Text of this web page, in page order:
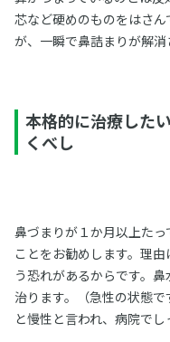
芯など硬めのものをはさ
が、一瞬で鼻詰まりが解消
本格的に治療した
くべし
鼻づまりが１か月以上た
ことをお勧めします。理
う恐れがあるからです。
治ります。（急性の状態
と慢性と言われ、病院でし